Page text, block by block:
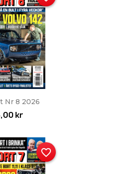
Nr 8 2026
kr
favorite_border